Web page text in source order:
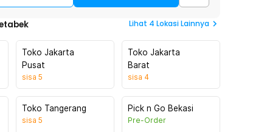
Lihat 4 Lokasi Lainnya
Toko Jakarta
Pusat
sisa 5
Toko Jakarta
Barat
sisa 4
Toko Tangerang
sisa 5
Pick n Go Bekasi
Pre-Order